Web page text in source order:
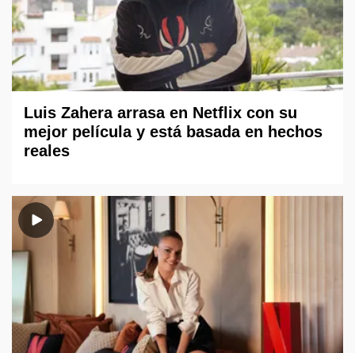
Luis Zahera arrasa en Netflix con su
mejor película y está basada en hechos
reales